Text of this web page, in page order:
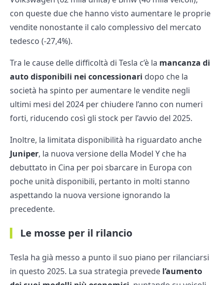
con queste due che hanno visto aumentare le proprie
vendite nonostante il calo complessivo del mercato
tedesco (-27,4%).
Tra le cause delle difficoltà di Tesla c’è la mancanza di
auto disponibili nei concessionari dopo che la
società ha spinto per aumentare le vendite negli
ultimi mesi del 2024 per chiudere l’anno con numeri
forti, riducendo così gli stock per l’avvio del 2025.
Inoltre, la limitata disponibilità ha riguardato anche
Juniper, la nuova versione della Model Y che ha
debuttato in Cina per poi sbarcare in Europa con
poche unità disponibili, pertanto in molti stanno
aspettando la nuova versione ignorando la
precedente.
Le mosse per il rilancio
Tesla ha già messo a punto il suo piano per rilanciarsi
in questo 2025. La sua strategia prevede l’aumento